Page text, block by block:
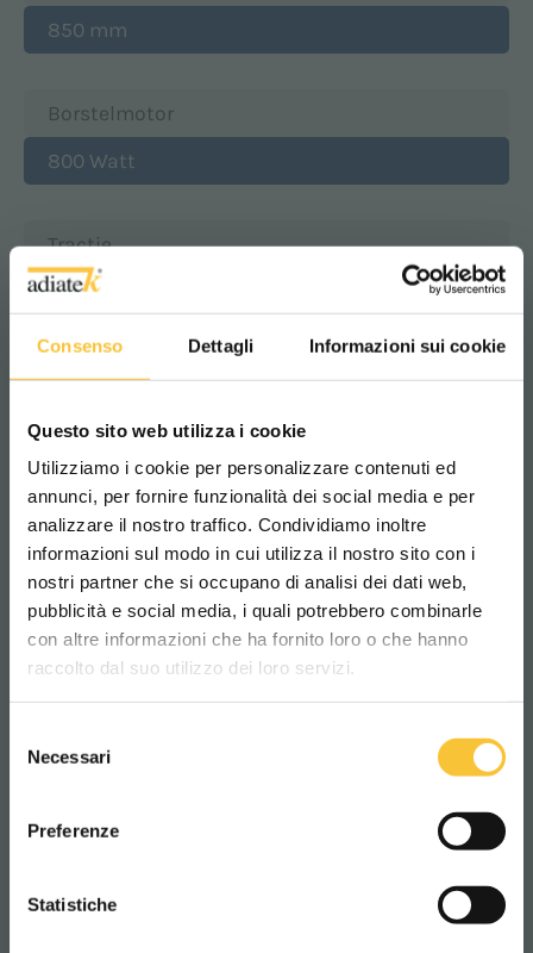
Consenso Dettagli Informazioni sui cookie
Questo sito web utilizza i cookie
Utilizziamo i cookie per personalizzare contenuti ed
annunci, per fornire funzionalità dei social media e per
analizzare il nostro traffico. Condividiamo inoltre
informazioni sul modo in cui utilizza il nostro sito con i
nostri partner che si occupano di analisi dei dati web,
pubblicità e social media, i quali potrebbero combinarle
con altre informazioni che ha fornito loro o che hanno
raccolto dal suo utilizzo dei loro servizi.
delNecessari
Preferenze
Statistiche
850 mm
Borstelmotor
800 Watt
Tractie
automatisch
Max. stijgingshoek
10%
Zuigmotor
400 Watt
Onderdruk
Machinelengte:
Breedte van de machine
Scegli il paese in cui ti trovi e la tua
lingua per una migliore esperienza di
navigazione